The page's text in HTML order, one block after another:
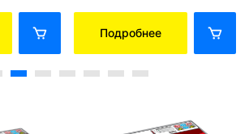
Подробнее